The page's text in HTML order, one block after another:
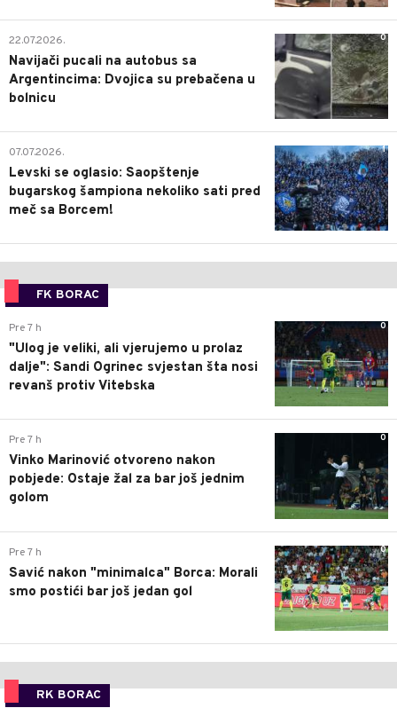
0
22.07.2026.
Navijači pucali na autobus sa
Argentincima: Dvojica su prebačena u
bolnicu
1
07.07.2026.
Levski se oglasio: Saopštenje
bugarskog šampiona nekoliko sati pred
meč sa Borcem!
FK BORAC
0
Pre 7 h
"Ulog je veliki, ali vjerujemo u prolaz
dalje": Sandi Ogrinec svjestan šta nosi
revanš protiv Vitebska
0
Pre 7 h
Vinko Marinović otvoreno nakon
pobjede: Ostaje žal za bar još jednim
golom
0
Pre 7 h
Savić nakon "minimalca" Borca: Morali
smo postići bar još jedan gol
RK BORAC